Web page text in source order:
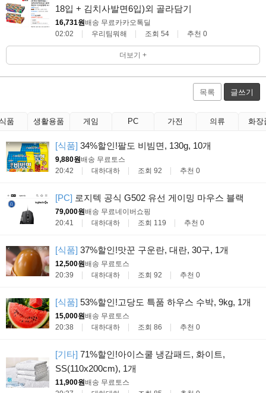
18입 + 김치사발면6입)외 골라담기
16,731원배송 무료카카오톡딜
02:02
우리팀뭐해 조회 54 추천 0
더보기 +
목록 글쓰기
품 생활용품 게임 PC 가전 의류 화장
[식품] 34%할인!팔도 비빔면, 130g, 10개
9,880원배송 무료토스
20:42
대하대하 조회 92 추천 0
[PC] 로지텍 공식 G502 유선 게이밍 마우스 블랙
79,000원배송 무료네이버쇼핑
20:41
대하대하 조회 119 추천 0
[식품] 37%할인!맛꾼 구운란, 대란, 30구, 1개
12,500원배송 무료토스
20:39
대하대하 조회 92 추천 0
[식품] 53%할인!고당도 특품 하우스 수박, 9kg, 1개
15,000원배송 무료토스
20:38
대하대하 조회 86 추천 0
[기타] 71%할인!아이스쿨 냉감패드, 화이트,
SS(110x200cm), 1개
11,900원배송 무료토스